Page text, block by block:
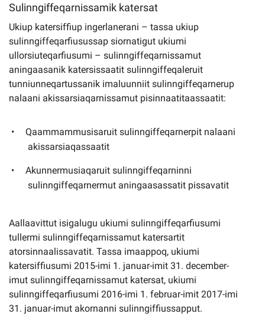
Sulinngiffeqarnissamik katersat
Ukiup katersiffiup ingerlanerani – tassa ukiup
sulinngiffeqarfiusussap siornatigut ukiumi
ullorsiuteqarfiusumi – sulinngiffeqarnissamut
aningaasanik katersissaatit sulinngiffeqaleruit
tunniunneqartussanik imaluunniit sulinngiffeqarnerup
nalaani akissarsiaqarnissamut pisinnaatitaassaatit:
Qaammammusisaruit sulinngiffeqarnerpit nalaani
akissarsiaqassaatit
Akunnermusiaqaruit sulinngiffeqarninni
sulinngiffeqarnermut aningaasassatit pissavatit
Aallaavittut isigalugu ukiumi sulinngiffeqarfiusumi
tullermi sulinngiffeqarnissamut katersartit
atorsinnaalissavatit. Tassa imaappoq, ukiumi
katersiffiusumi 2015-imi 1. januar-imit 31. december-
imut sulinngiffeqarnissamut katersat, ukiumi
sulinngiffeqarfiusumi 2016-imi 1. februar-imit 2017-imi
31. januar-imut akornanni sulinngiffiussapput.